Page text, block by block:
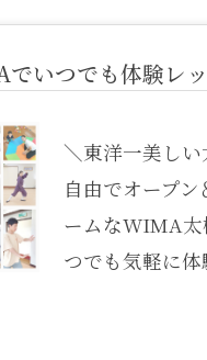
いつでも体験レ
＼東洋一美し
自由でオープン
ームなWIMA太
つでも気軽に体